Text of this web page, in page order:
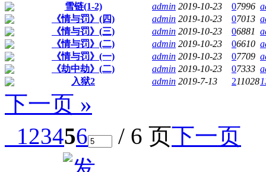
雪链(1-2)
admin 2019-10-23 07996
《情与罚》(四)
admin 2019-10-23 07013
《情与罚》(三)
admin 2019-10-23 06881
《情与罚》(二)
admin 2019-10-23 06610
《情与罚》(一)
admin 2019-10-23 07709
《劫中劫》(二)
admin 2019-10-23 07333
入狱2
admin 2019-7-13 211028
下一页 »
123456 / 6 页下一页